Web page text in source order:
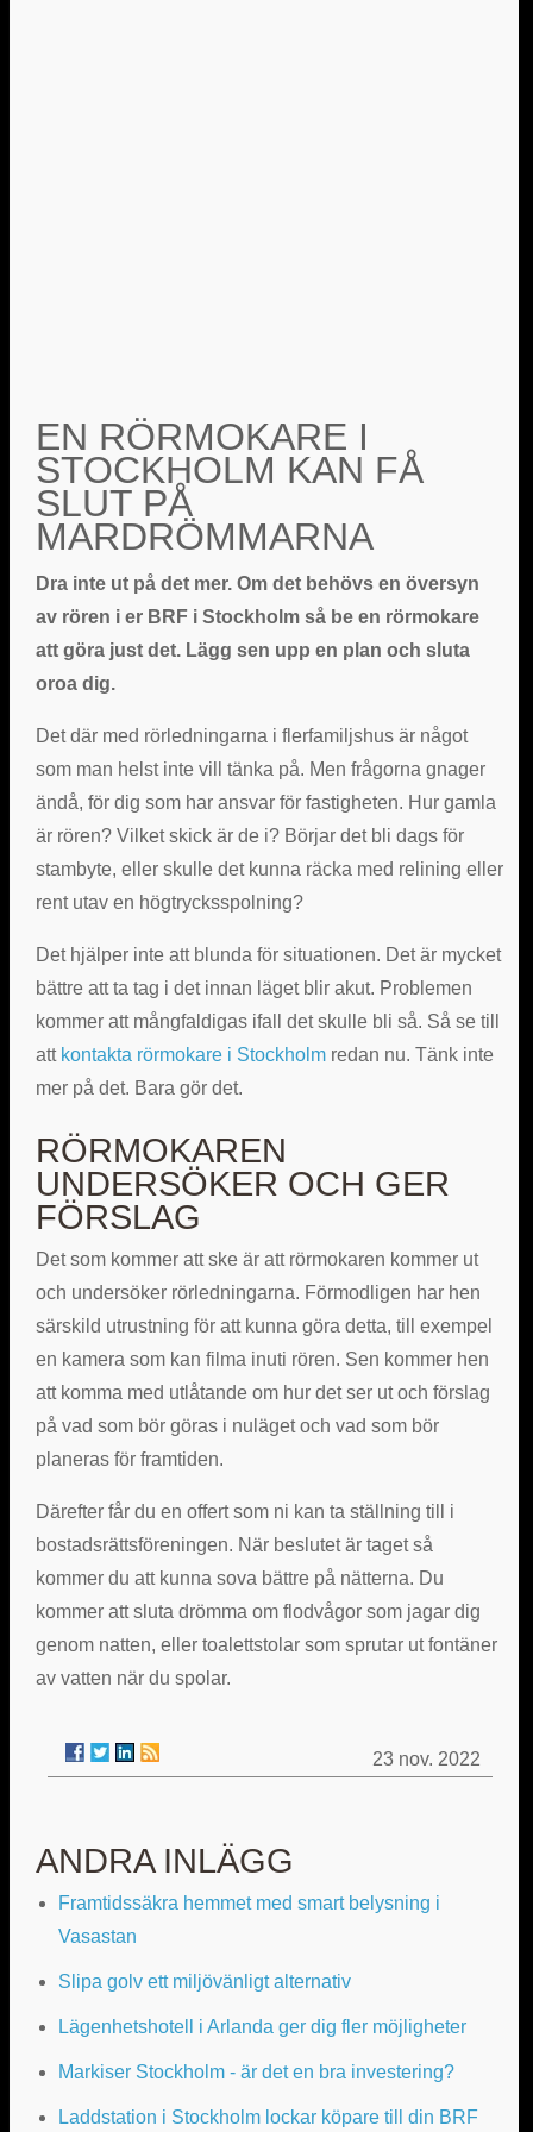
EN RÖRMOKARE I
STOCKHOLM KAN FÅ
SLUT PÅ
MARDRÖMMARNA
Dra inte ut på det mer. Om det behövs en översyn
av rören i er BRF i Stockholm så be en rörmokare
att göra just det. Lägg sen upp en plan och sluta
oroa dig.
Det där med rörledningarna i flerfamiljshus är något
som man helst inte vill tänka på. Men frågorna gnager
ändå, för dig som har ansvar för fastigheten. Hur gamla
är rören? Vilket skick är de i? Börjar det bli dags för
stambyte, eller skulle det kunna räcka med relining eller
rent utav en högtrycksspolning?
Det hjälper inte att blunda för situationen. Det är mycket
bättre att ta tag i det innan läget blir akut. Problemen
kommer att mångfaldigas ifall det skulle bli så. Så se till
att kontakta rörmokare i Stockholmredan nu. Tänk inte
mer på det. Bara gör det.
RÖRMOKAREN
UNDERSÖKER OCH GER
FÖRSLAG
Det som kommer att ske är att rörmokaren kommer ut
och undersöker rörledningarna. Förmodligen har hen
särskild utrustning för att kunna göra detta, till exempel
en kamera som kan filma inuti rören. Sen kommer hen
att komma med utlåtande om hur det ser ut och förslag
på vad som bör göras i nuläget och vad som bör
planeras för framtiden.
Därefter får du en offert som ni kan ta ställning till i
bostadsrättsföreningen. När beslutet är taget så
kommer du att kunna sova bättre på nätterna. Du
kommer att sluta drömma om flodvågor som jagar dig
genom natten, eller toalettstolar som sprutar ut fontäner
av vatten när du spolar.
23 nov. 2022
ANDRA INLÄGG
Framtidssäkra hemmet med smart belysning i
Vasastan
Slipa golv ett miljövänligt alternativ
Lägenhetshotell i Arlanda ger dig fler möjligheter
Markiser Stockholm - är det en bra investering?
Laddstation i Stockholm lockar köpare till din BRF